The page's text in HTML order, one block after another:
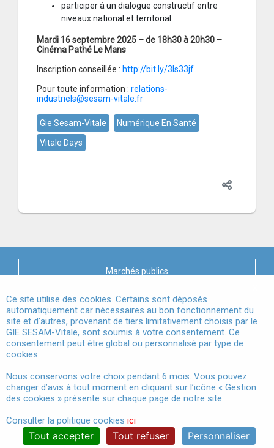
participer à un dialogue constructif entre
niveaux national et territorial.
Mardi 16 septembre 2025 – de 18h30 à 20h30 –
Cinéma Pathé Le Mans
Inscription conseillée : http://bit.ly/3Is33jf
Pour toute information : relations-
industriels@sesam-vitale.fr
Gie Sesam-Vitale
Numérique En Santé
Vitale Days
Marchés publics
Mentions légales
Conditions Générales d'Utilisation
Données à Caractère Personnel
Accessibilité
Gestion des cookies
Ce site utilise des cookies. Certains sont déposés
automatiquement car nécessaires au bon fonctionnement du
site et d’autres, provenant de tiers limitativement choisis par le
GIE SESAM-Vitale, sont soumis à votre consentement. Ce
consentement peut être global ou personnalisé par type de
cookies.
Nous conservons votre choix pendant 6 mois. Vous pouvez
changer d’avis à tout moment en cliquant sur l’icône « Gestion
des cookies » présente sur chaque page de notre site.
Consulter la politique cookies ici
Tout accepter Tout refuser Personnaliser